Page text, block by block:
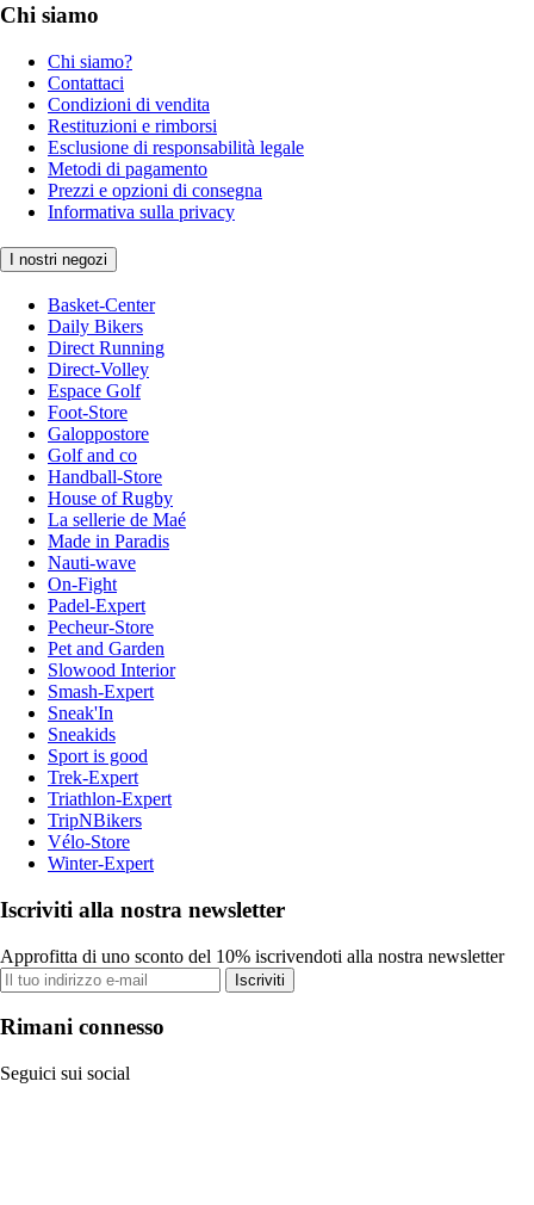
Chi siamo
Chi siamo?
Contattaci
Condizioni di vendita
Restituzioni e rimborsi
Esclusione di responsabilità legale
Metodi di pagamento
Prezzi e opzioni di consegna
Informativa sulla privacy
I nostri negozi
Basket-Center
Daily Bikers
Direct Running
Direct-Volley
Espace Golf
Foot-Store
Galoppostore
Golf and co
Handball-Store
House of Rugby
La sellerie de Maé
Made in Paradis
Nauti-wave
On-Fight
Padel-Expert
Pecheur-Store
Pet and Garden
Slowood Interior
Smash-Expert
Sneak'In
Sneakids
Sport is good
Trek-Expert
Triathlon-Expert
TripNBikers
Vélo-Store
Winter-Expert
Iscriviti alla nostra newsletter
Approfitta di uno sconto del 10% iscrivendoti alla nostra newsletter
Iscriviti
Rimani connesso
Seguici sui social